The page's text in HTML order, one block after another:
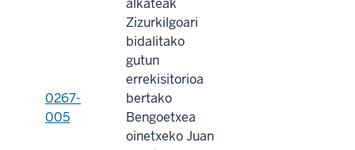
0267-
005
alkateak
Zizurkilgoari
bidalitako
gutun
errekisitorioa
bertako
Bengoetxea
oinetxeko Juan